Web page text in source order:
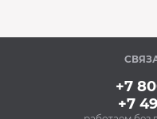
+7
+7